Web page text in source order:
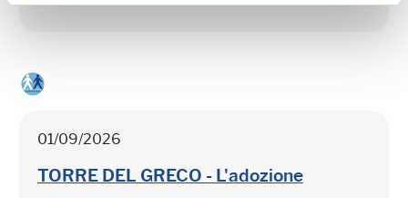
01/09/2026
TORRE DEL GRECO - L'adozione